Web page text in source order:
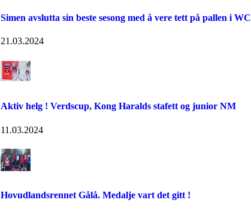
Simen avslutta sin beste sesong med å vere tett på pallen i WC
21.03.2024
Aktiv helg ! Verdscup, Kong Haralds stafett og junior NM
11.03.2024
Hovudlandsrennet Gålå. Medalje vart det gitt !